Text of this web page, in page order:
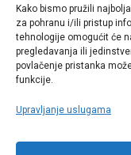
Kako bismo pružili
za pohranu i/ili pristup
tehnologije omogućit će
pregledavanja ili
povlačenje pristanka
funkcije.
Upravljanje uslugama
SUSTAV